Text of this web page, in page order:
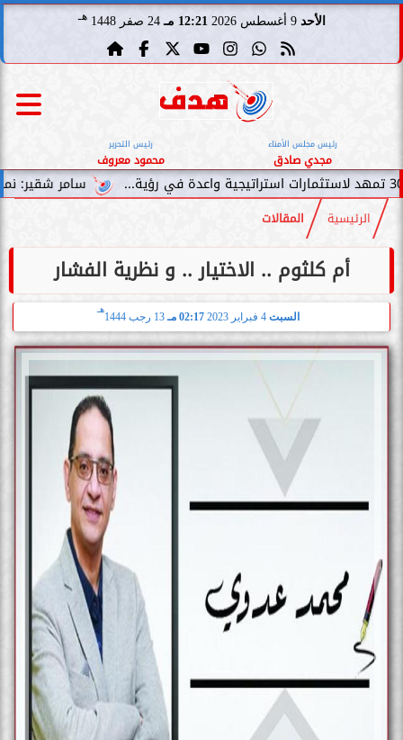
الأحد 9 أغسطس 2026 12:21 مـ 24 صفر 1448 هـ
رئيس مجلس الأمناء
مجدي صادق
رئيس التحرير
محمود معروف
سامر شقير: نمو صناديق
الرئيسية المقالات
أم كلثوم .. الاختيار .. و نظرية الفشار
السبت 4 فبراير 2023 02:17 مـ 13 رجب 1444
هـ